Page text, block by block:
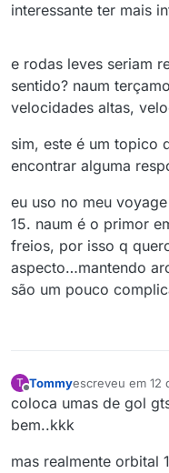
interessante ter mais
e rodas leves seriam
sentido? naum
velocidades altas,
sim, este é um topico
encontrar alguma
eu uso no meu
15. naum é o primor
freios, por isso q
aspecto…mantendo
são um pouco
T
Offline
Tommyescreveu em 12
última edição por
coloca umas de gol
bem..kkk
mas realmente orbital